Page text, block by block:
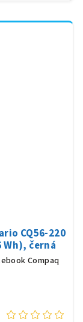
CQ56-220
Wh), černá
Compaq